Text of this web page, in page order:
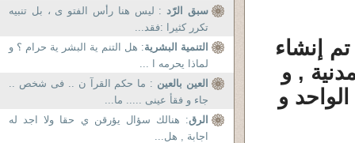
إنشاء
, و
و
سبق الرّد : ليس هنا رأس الفتو ى ، بل تنبيه
تكرر كثيرا :فقد...
التنمية البشرية: هل التنم ية البشر ية حرام ؟ و
لماذا يحرمه ا ...
العين بالعين : ما حكم القرآ ن .. فى شخص ..
جاء و فقأ عينى ..... ما...
الرق: هنالك سؤال يؤرقن ي حقا ولا اجد له
اجابة , هل...